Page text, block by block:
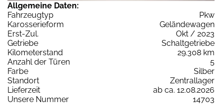
Allgemeine Daten:
Fahrzeugtyp
Pkw
Karosserieform
Geländewagen
Erst-Zul.
Okt / 2023
Getriebe
Schaltgetriebe
Kilometerstand
29.308 km
Anzahl der Türen
5
Farbe
Silber
Standort
Zentrallager
Lieferzeit
ab ca. 12.08.2026
Unsere Nummer
14703